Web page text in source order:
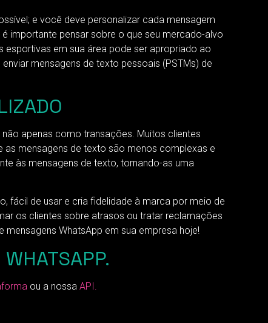
e você deve personalizar cada mensagem
importante pensar sobre o que seu mercado-alvo
esportivas em sua área pode ser apropriado ao
mensagens de texto pessoais (PSTMs) de
apenas como transações. Muitos clientes
mensagens de texto são menos complexas e
às mensagens de texto, tornando-as uma
fácil de usar e cria fidelidade à marca por meio de
os clientes sobre atrasos ou tratar reclamações
WhatsApp em sua empresa hoje!
ou a nossa API.